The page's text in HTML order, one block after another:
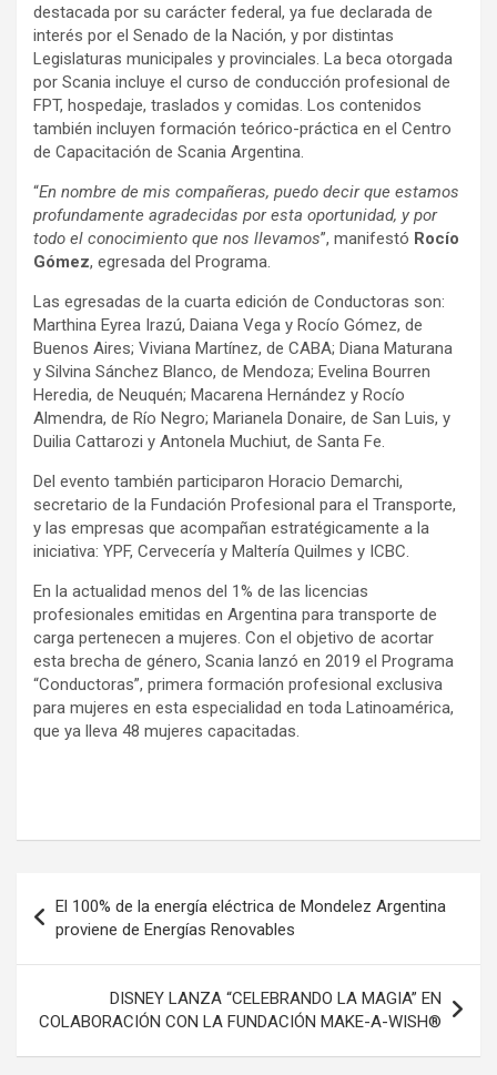
destacada por su carácter federal, ya fue declarada de
interés por el Senado de la Nación, y por distintas
Legislaturas municipales y provinciales. La beca otorgada
por Scania incluye el curso de conducción profesional de
FPT, hospedaje, traslados y comidas. Los contenidos
también incluyen formación teórico-práctica en el Centro
de Capacitación de Scania Argentina.
“En nombre de mis compañeras, puedo decir que estamos
profundamente agradecidas por esta oportunidad, y por
todo el conocimiento que nos llevamos”, manifestó Rocío
Gómez, egresada del Programa.
Las egresadas de la cuarta edición de Conductoras son:
Marthina Eyrea Irazú, Daiana Vega y Rocío Gómez, de
Buenos Aires; Viviana Martínez, de CABA; Diana Maturana
y Silvina Sánchez Blanco, de Mendoza; Evelina Bourren
Heredia, de Neuquén; Macarena Hernández y Rocío
Almendra, de Río Negro; Marianela Donaire, de San Luis, y
Duilia Cattarozi y Antonela Muchiut, de Santa Fe.
Del evento también participaron Horacio Demarchi,
secretario de la Fundación Profesional para el Transporte,
y las empresas que acompañan estratégicamente a la
iniciativa: YPF, Cervecería y Maltería Quilmes y ICBC.
En la actualidad menos del 1% de las licencias
profesionales emitidas en Argentina para transporte de
carga pertenecen a mujeres. Con el objetivo de acortar
esta brecha de género, Scania lanzó en 2019 el Programa
“Conductoras”, primera formación profesional exclusiva
para mujeres en esta especialidad en toda Latinoamérica,
que ya lleva 48 mujeres capacitadas.
de
entradas
El 100% de la energía eléctrica de Mondelez Argentina
proviene de Energías Renovables
DISNEY LANZA “CELEBRANDO LA MAGIA” EN
COLABORACIÓN CON LA FUNDACIÓN MAKE-A-WISH®